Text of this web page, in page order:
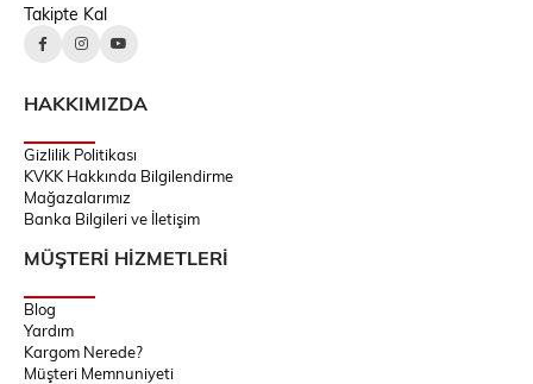
Takipte Kal
HAKKIMIZDA
Gizlilik Politikası
KVKK Hakkında Bilgilendirme
Mağazalarımız
Banka Bilgileri ve İletişim
MÜŞTERİ HİZMETLERİ
Blog
Yardım
Kargom Nerede?
Müşteri Memnuniyeti